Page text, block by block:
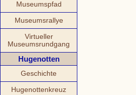
Museumspfad
Museumsrallye
Virtueller
Museumsrundgang
Hugenotten
Geschichte
Hugenottenkreuz